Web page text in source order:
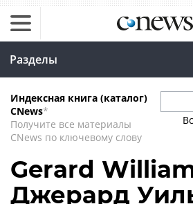
Разделы
Индексная книга (каталог)
CNews*
Получите все материалы
CNews по ключевому слову
Gerard
Джерард